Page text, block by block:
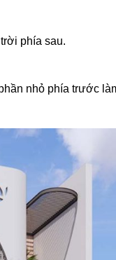
phía sau.
nhỏ phía trước